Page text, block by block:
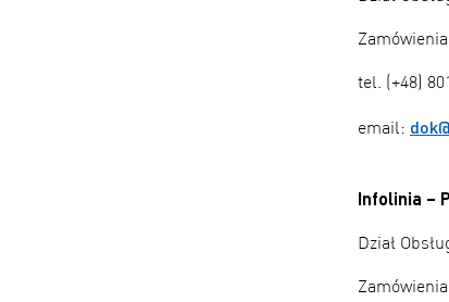
tel. (+48)
email:
Infolinia –
Dział